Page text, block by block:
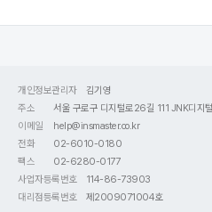
개인정보관리자
김기영
주소
서울 구로구 디지털로26길 111 JNK디지
이메일
help@insmaster.co.kr
전화
02-6010-0180
팩스
02-6280-0177
사업자등록번호
114-86-73903
대리점등록번호
제2009071004호